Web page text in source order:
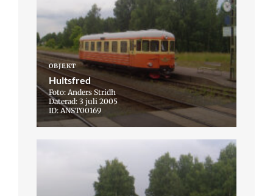
OBJEKT
Hultsfred
Foto: Anders Stridh
Daterad: 3 juli 2005
ID: ANST00169